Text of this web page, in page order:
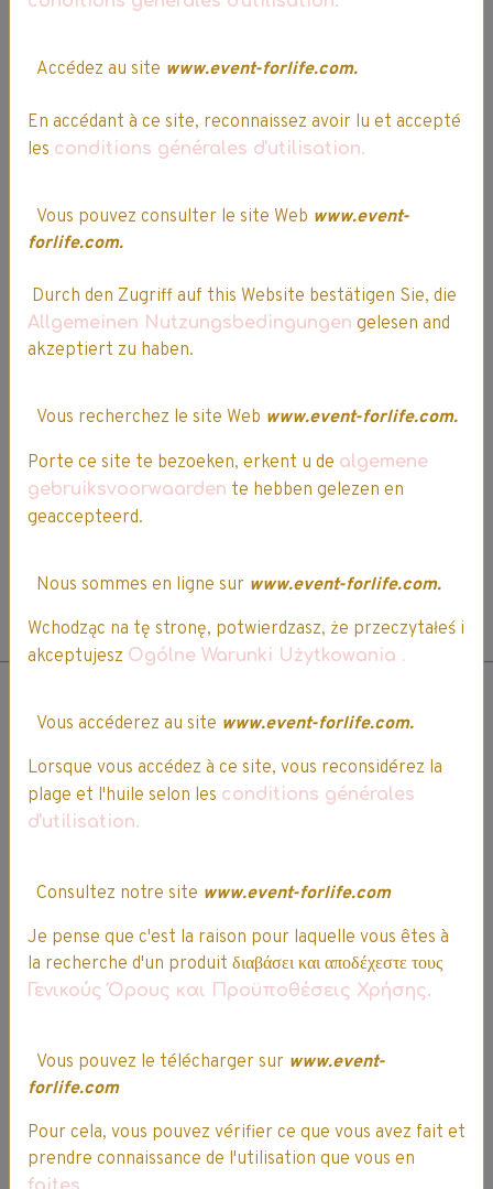
PartagerFacebook
X Email
Questions / Réponses
★★★★★
Vous devez être connecté pour poster un commentaire
*Vous devez être connecté pour attribuer une note, commenter, ou poser une
question sur ce produit. Voir ci-dessus.
Prise de commande par
Difficultés pour passer votre
commande ? Nos conseillers sont
disponibles pour réaliser la prise de
Société française
Accédez au site www.event-forlife.com.
En accédant à ce site, reconnaissez avoir lu et accepté
les conditions générales d'utilisation.
Vous pouvez consulter le site Web www.event-
forlife.com.
Durch den Zugriff auf this Website bestätigen Sie, die
Allgemeinen Nutzungsbedingungen gelesen and
akzeptiert zu haben.
Vous recherchez le site Web www.event-forlife.com.
Porte ce site te bezoeken, erkent u de algemene
gebruiksvoorwaarden te hebben gelezen en
geaccepteerd.
Nous sommes en ligne sur www.event-forlife.com.
Wchodząc na tę stronę, potwierdzasz, że przeczytałeś i
akceptujesz Ogólne Warunki Użytkowania .
Vous accéderez au site www.event-forlife.com.
Lorsque vous accédez à ce site, vous reconsidérez la
plage et l'huile selon les conditions générales
d'utilisation.
Consultez notre site www.event-forlife.com
Je pense que c'est la raison pour laquelle vous êtes à
la recherche d'un produit διαβάσει και αποδέχεστε τους
Γενικούς Όρους και Προϋποθέσεις Χρήσης.
Vous pouvez le télécharger sur www.event-
forlife.com
Pour cela, vous pouvez vérifier ce que vous avez fait et
prendre connaissance de l'utilisation que vous en